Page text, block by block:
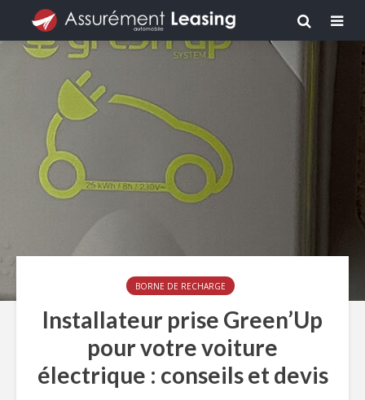
BORNE DE RECHARGE
Installateur prise Green’Up
pour votre voiture
électrique : conseils et devis